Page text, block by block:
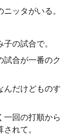
ッタがいる。
の試合で。
試合が一番のク
んだけどものす
一回の打順から
れて。